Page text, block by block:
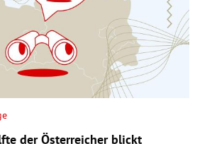
der Österreicher blickt